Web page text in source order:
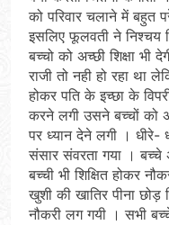
को परिवार चलाने में बहुत
इसलिए फूलवती ने निश्चय
बच्चो को अच्छी शिक्षा
राजी तो नही हो रहा था
होकर पति के इच्छा के
करने लगी उसने बच्चों को
पर ध्यान देने लगी । धीरे-
संसार संवरता गया । बच्चे
बच्ची भी शिक्षित होकर
खुशी की खातिर पीना
नौकरी लग गयी । सभी